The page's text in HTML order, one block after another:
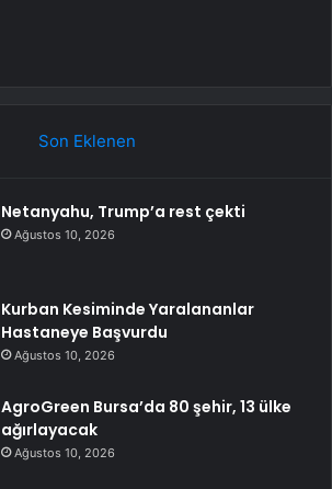
Son Eklenen
Netanyahu, Trump’a rest çekti
Ağustos 10, 2026
Kurban Kesiminde Yaralananlar
Hastaneye Başvurdu
Ağustos 10, 2026
AgroGreen Bursa’da 80 şehir, 13 ülke
ağırlayacak
Ağustos 10, 2026